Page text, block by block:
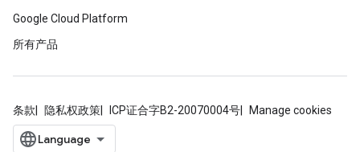
Google Cloud Platform
所有产品
条款 隐私权政策 ICP证合字B2-20070004号 Manage cookies